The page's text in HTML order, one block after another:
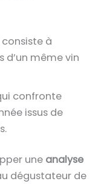
consiste à
d’un même vin
confronte
issus de
une analyse
dégustateur de